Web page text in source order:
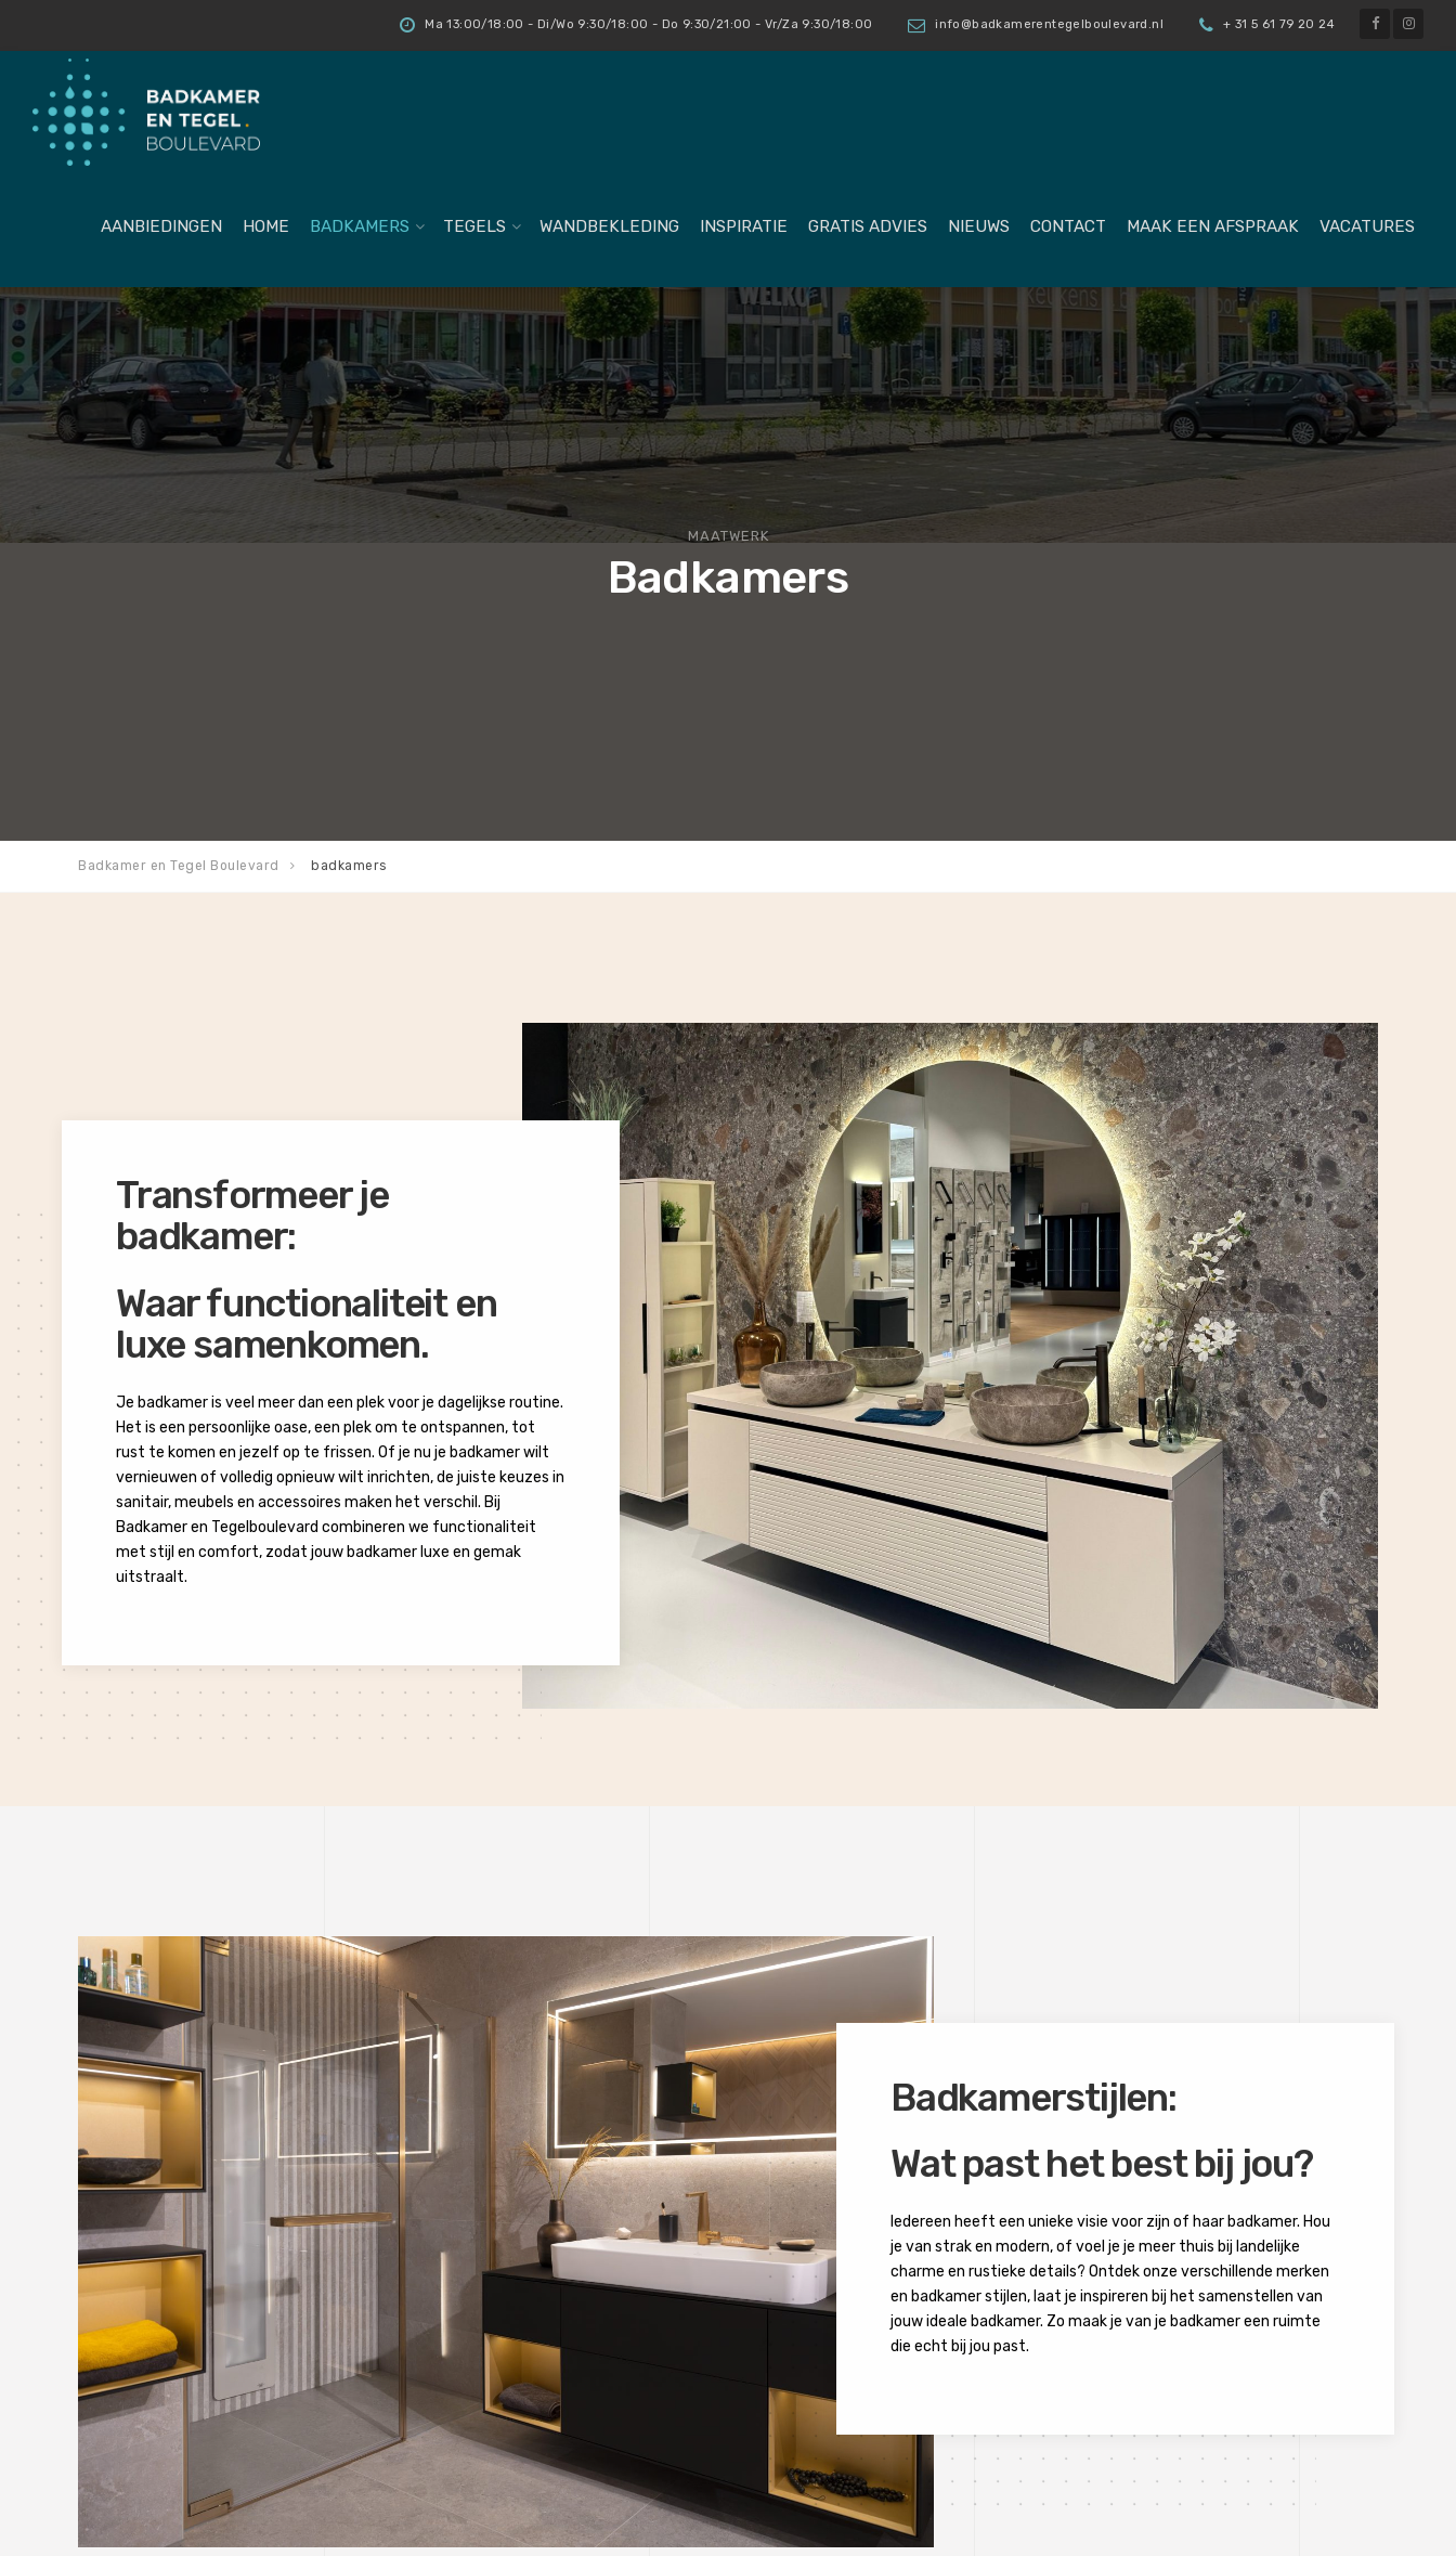
Ma 13:00/18:00 - Di/Wo 9:30/18:00 - Do 9:30/21:00 - Vr/Za 9:30/18:00 info@badkamerentegelboulevard.nl + 31 5 61 79 20 24
AANBIEDINGEN HOME BADKAMERS TEGELS WANDBEKLEDING INSPIRATIE GRATIS ADVIES NIEUWS CONTACT MAAK EEN AFSPRAAK VACATURES
MAATWERK
Badkamers
Badkamer en Tegel Boulevard badkamers
Transformeer je
badkamer:
Waar functionaliteit en
luxe samenkomen.
Je badkamer is veel meer dan een plek voor je dagelijkse routine.
Het is een persoonlijke oase, een plek om te ontspannen, tot
rust te komen en jezelf op te frissen. Of je nu je badkamer wilt
vernieuwen of volledig opnieuw wilt inrichten, de juiste keuzes in
sanitair, meubels en accessoires maken het verschil. Bij
Badkamer en Tegelboulevard combineren we functionaliteit
met stijl en comfort, zodat jouw badkamer luxe en gemak
uitstraalt.
Badkamerstijlen:
Wat past het best bij jou?
Iedereen heeft een unieke visie voor zijn of haar badkamer. Hou
je van strak en modern, of voel je je meer thuis bij landelijke
charme en rustieke details? Ontdek onze verschillende merken
en badkamer stijlen, laat je inspireren bij het samenstellen van
jouw ideale badkamer. Zo maak je van je badkamer een ruimte
die echt bij jou past.